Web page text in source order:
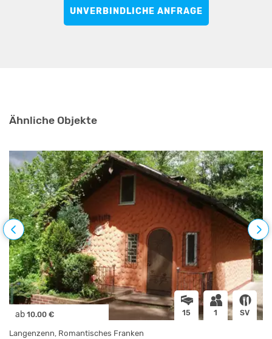
UNVERBINDLICHE ANFRAGE
Ähnliche Objekte
ab 10.00 € 15 1 SV
Langenzenn, Romantisches Franken